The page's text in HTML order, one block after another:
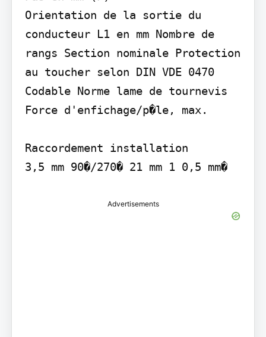
Orientation de la sortie du
conducteur L1 en mm Nombre de
rangs Section nominale Protection
au toucher selon DIN VDE 0470
Codable Norme lame de tournevis
Force d'enfichage/p�le, max.
Raccordement installation
3,5 mm 90�/270� 21 mm 1 0,5 mm�
Advertisements